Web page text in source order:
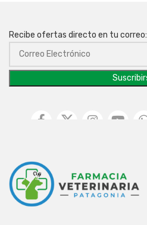
Recibe ofertas directo en tu correo: